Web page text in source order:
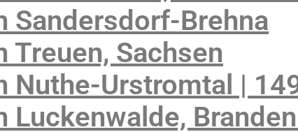
Sandersdorf-Brehna
Treuen, Sachsen
Nuthe-Urstromtal |
Luckenwalde,